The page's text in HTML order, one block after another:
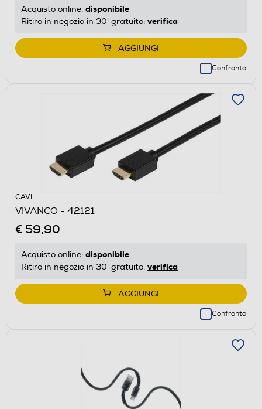
Acquisto online: disponibile
Ritiro in negozio in 30' gratuito: verifica
AGGIUNGI
Confronta
CAVI
VIVANCO - 42121
€ 59,90
Acquisto online: disponibile
Ritiro in negozio in 30' gratuito: verifica
AGGIUNGI
Confronta